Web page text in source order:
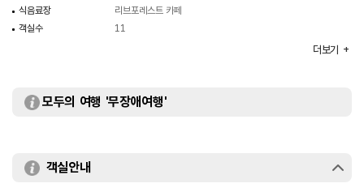
식음료장
리브포레스트 카페
객실수
11
더보기
모두의 여행 '무장애여행'
객실안내